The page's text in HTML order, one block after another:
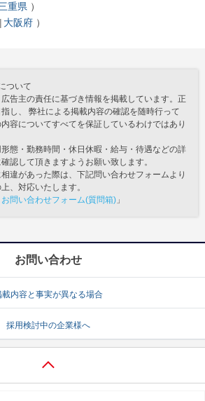
重県
大阪府
ついて
告主の責任に基づき情報を掲載しています。正
し、 弊社による掲載内容の確認を随時行って
容についてすべてを保証しているわけではあり
態・勤務時間・休日休暇・給与・待遇などの詳
認して頂きますようお願い致します。
違があった際は、下記問い合わせフォームより
、対応いたします。
問い合わせフォーム(質問箱) 」
お問い合わせ
載内容と事実が異なる場合
採用検討中の企業様へ